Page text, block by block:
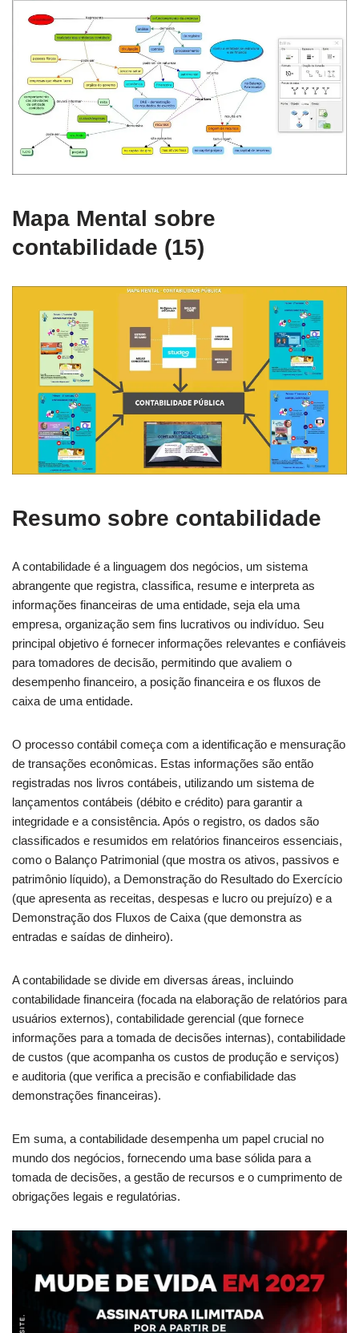
Mapa Mental sobre
contabilidade (15)
Resumo sobre contabilidade
A contabilidade é a linguagem dos negócios, um sistema
abrangente que registra, classifica, resume e interpreta as
informações financeiras de uma entidade, seja ela uma
empresa, organização sem fins lucrativos ou indivíduo. Seu
principal objetivo é fornecer informações relevantes e confiáveis
para tomadores de decisão, permitindo que avaliem o
desempenho financeiro, a posição financeira e os fluxos de
caixa de uma entidade.
O processo contábil começa com a identificação e mensuração
de transações econômicas. Estas informações são então
registradas nos livros contábeis, utilizando um sistema de
lançamentos contábeis (débito e crédito) para garantir a
integridade e a consistência. Após o registro, os dados são
classificados e resumidos em relatórios financeiros essenciais,
como o Balanço Patrimonial (que mostra os ativos, passivos e
patrimônio líquido), a Demonstração do Resultado do Exercício
(que apresenta as receitas, despesas e lucro ou prejuízo) e a
Demonstração dos Fluxos de Caixa (que demonstra as
entradas e saídas de dinheiro).
A contabilidade se divide em diversas áreas, incluindo
contabilidade financeira (focada na elaboração de relatórios para
usuários externos), contabilidade gerencial (que fornece
informações para a tomada de decisões internas), contabilidade
de custos (que acompanha os custos de produção e serviços)
e auditoria (que verifica a precisão e confiabilidade das
demonstrações financeiras).
Em suma, a contabilidade desempenha um papel crucial no
mundo dos negócios, fornecendo uma base sólida para a
tomada de decisões, a gestão de recursos e o cumprimento de
obrigações legais e regulatórias.